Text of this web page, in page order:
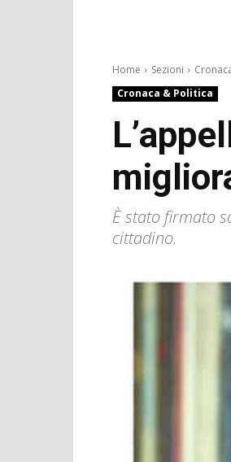
Home Sezioni
Cronaca & Politica
È stato firmato
cittadino.